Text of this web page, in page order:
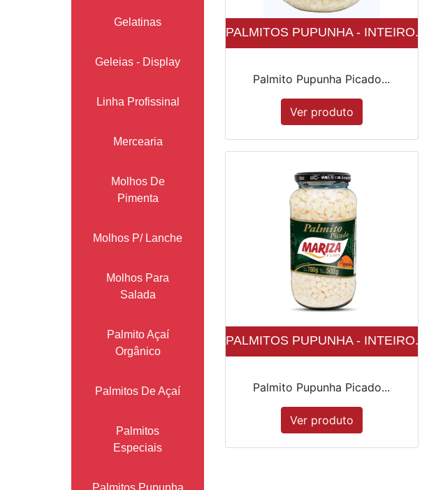
Gelatinas
Geleias - Display
Linha Profissinal
Mercearia
Molhos De
Pimenta
Molhos P/ Lanche
Molhos Para
Salada
Palmito Açaí
Orgânico
Palmitos De Açaí
Palmitos
Especiais
Palmitos Pupunha
PALMITOS PUPUNHA - INTEIRO...
Palmito Pupunha Picado...
Ver produto
PALMITOS PUPUNHA - INTEIRO...
Palmito Pupunha Picado...
Ver produto